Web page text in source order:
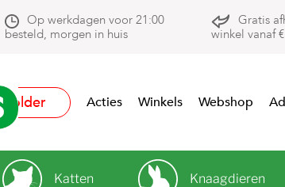
Op werkdagen voor 21:00
besteld, morgen in huis
Gratis
winkel vanaf
Folder Acties Winkels Webshop
Katten Knaagdieren